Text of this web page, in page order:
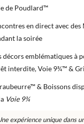
de Poudlard™
en direct avec
la soirée
décors emblématiques à
interdite, Voie 9¾™ &
& Boissons
Voie 9¾
expérience unique dans